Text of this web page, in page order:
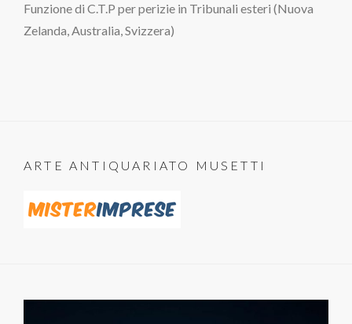
Funzione di C.T.P per perizie in Tribunali esteri (Nuova
Zelanda, Australia, Svizzera)
ARTE ANTIQUARIATO MUSETTI